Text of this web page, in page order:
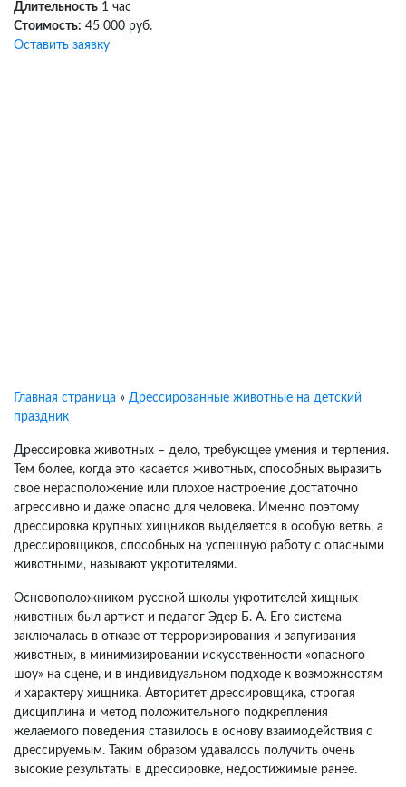
Длительность 1 час
Стоимость: 45 000 руб.
Оставить заявку
Главная страница » Дрессированные животные на детский
праздник
Дрессировка животных – дело, требующее умения и терпения.
Тем более, когда это касается животных, способных выразить
свое нерасположение или плохое настроение достаточно
агрессивно и даже опасно для человека. Именно поэтому
дрессировка крупных хищников выделяется в особую ветвь, а
дрессировщиков, способных на успешную работу с опасными
животными, называют укротителями.
Основоположником русской школы укротителей хищных
животных был артист и педагог Эдер Б. А. Его система
заключалась в отказе от терроризирования и запугивания
животных, в минимизировании искусственности «опасного
шоу» на сцене, и в индивидуальном подходе к возможностям
и характеру хищника. Авторитет дрессировщика, строгая
дисциплина и метод положительного подкрепления
желаемого поведения ставилось в основу взаимодействия с
дрессируемым. Таким образом удавалось получить очень
высокие результаты в дрессировке, недостижимые ранее.